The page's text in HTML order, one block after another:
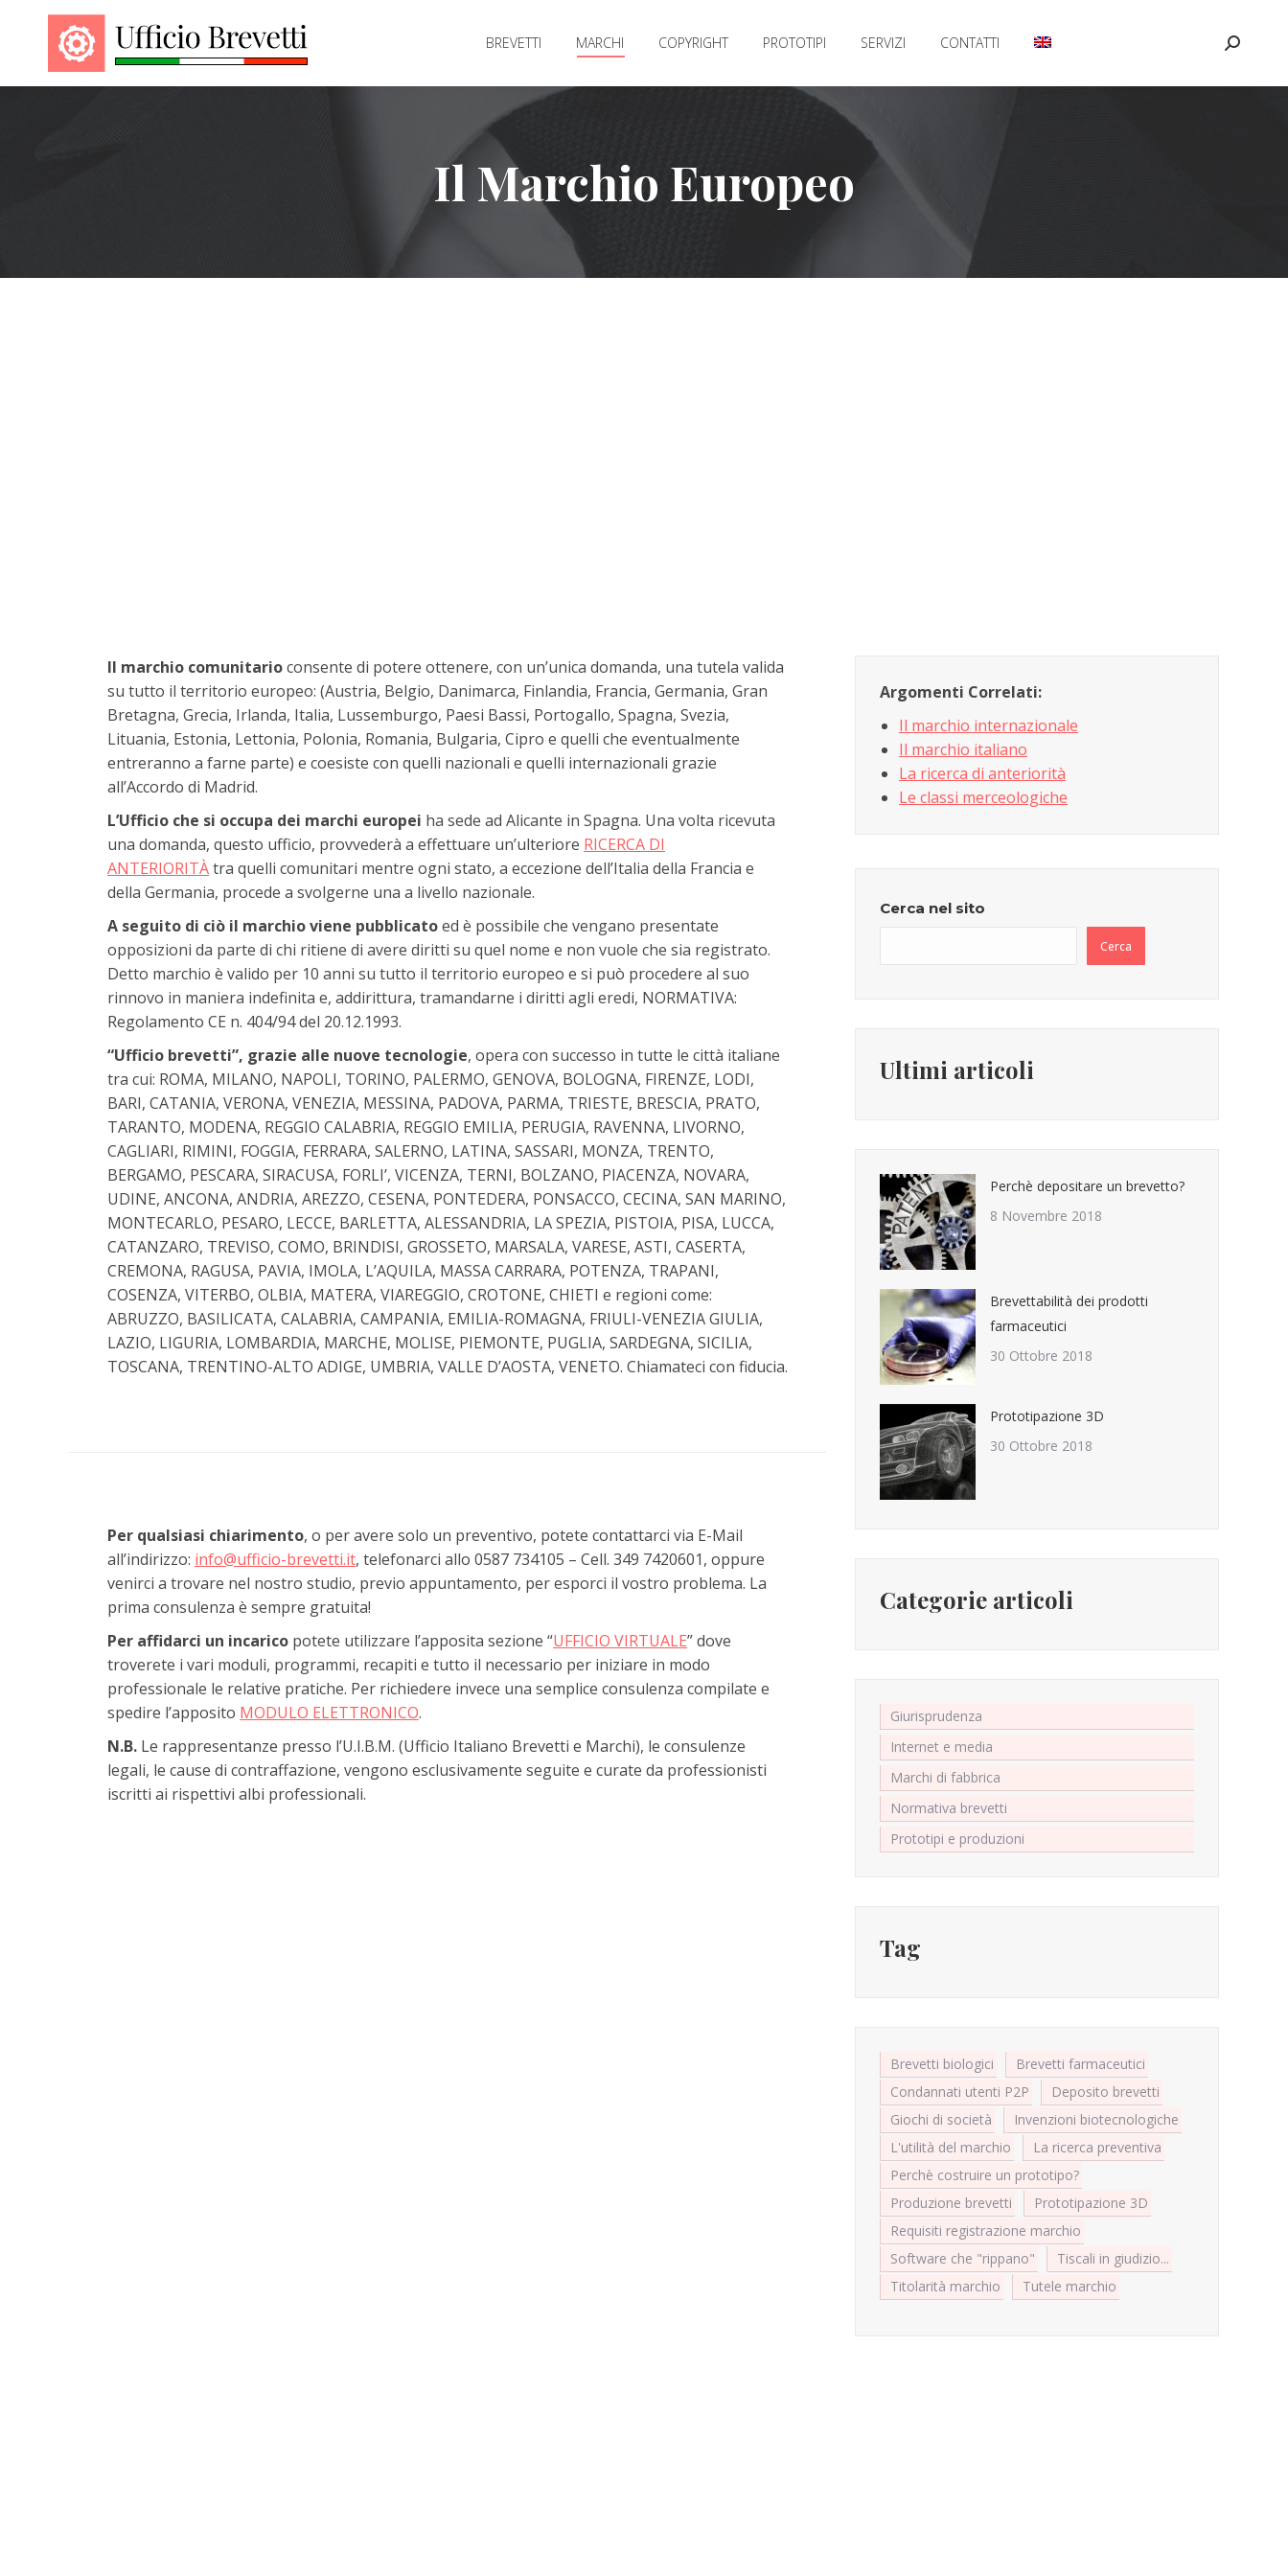
BREVETTI MARCHI COPYRIGHT PROTOTIPI SERVIZI CONTATTI Cerca:
Il Marchio Europeo
Il marchio comunitarioconsente di potere ottenere, con un’unica domanda, una tutela valida
su tutto il territorio europeo: (Austria, Belgio, Danimarca, Finlandia, Francia, Germania, Gran
Bretagna, Grecia, Irlanda, Italia, Lussemburgo, Paesi Bassi, Portogallo, Spagna, Svezia,
Lituania, Estonia, Lettonia, Polonia, Romania, Bulgaria, Cipro e quelli che eventualmente
entreranno a farne parte) e coesiste con quelli nazionali e quelli internazionali grazie
all’Accordo di Madrid.
L’Ufficio che si occupa dei marchi europei ha sede ad Alicante in Spagna. Una volta ricevuta
una domanda, questo ufficio, provvederà a effettuare un’ulteriore RICERCA DI
ANTERIORITÀtra quelli comunitari mentre ogni stato, a eccezione dell’Italia della Francia e
della Germania, procede a svolgerne una a livello nazionale.
A seguito di ciò il marchio viene pubblicatoed è possibile che vengano presentate
opposizioni da parte di chi ritiene di avere diritti su quel nome e non vuole che sia registrato.
Detto marchio è valido per 10 anni su tutto il territorio europeo e si può procedere al suo
rinnovo in maniera indefinita e, addirittura, tramandarne i diritti agli eredi, NORMATIVA:
Regolamento CE n. 404/94 del 20.12.1993.
“Ufficio brevetti”, grazie alle nuove tecnologie, opera con successo in tutte le città italiane
tra cui: ROMA, MILANO, NAPOLI, TORINO, PALERMO, GENOVA, BOLOGNA, FIRENZE, LODI,
BARI, CATANIA, VERONA, VENEZIA, MESSINA, PADOVA, PARMA, TRIESTE, BRESCIA, PRATO,
TARANTO, MODENA, REGGIO CALABRIA, REGGIO EMILIA, PERUGIA, RAVENNA, LIVORNO,
CAGLIARI, RIMINI, FOGGIA, FERRARA, SALERNO, LATINA, SASSARI, MONZA, TRENTO,
BERGAMO, PESCARA, SIRACUSA, FORLI’, VICENZA, TERNI, BOLZANO, PIACENZA, NOVARA,
UDINE, ANCONA, ANDRIA, AREZZO, CESENA, PONTEDERA, PONSACCO, CECINA, SAN MARINO,
MONTECARLO, PESARO, LECCE, BARLETTA, ALESSANDRIA, LA SPEZIA, PISTOIA, PISA, LUCCA,
CATANZARO, TREVISO, COMO, BRINDISI, GROSSETO, MARSALA, VARESE, ASTI, CASERTA,
CREMONA, RAGUSA, PAVIA, IMOLA, L’AQUILA, MASSA CARRARA, POTENZA, TRAPANI,
COSENZA, VITERBO, OLBIA, MATERA, VIAREGGIO, CROTONE, CHIETI e regioni come:
ABRUZZO, BASILICATA, CALABRIA, CAMPANIA, EMILIA-ROMAGNA, FRIULI-VENEZIA GIULIA,
LAZIO, LIGURIA, LOMBARDIA, MARCHE, MOLISE, PIEMONTE, PUGLIA, SARDEGNA, SICILIA,
TOSCANA, TRENTINO-ALTO ADIGE, UMBRIA, VALLE D’AOSTA, VENETO. Chiamateci con fiducia.
Per qualsiasi chiarimento, o per avere solo un preventivo, potete contattarci via E-Mail
all’indirizzo: info@ufficio-brevetti.it, telefonarci allo 0587 734105 – Cell. 349 7420601, oppure
venirci a trovare nel nostro studio, previo appuntamento, per esporci il vostro problema. La
prima consulenza è sempre gratuita!
Per affidarci un incarico potete utilizzare l’apposita sezione “UFFICIO VIRTUALE” dove
troverete i vari moduli, programmi, recapiti e tutto il necessario per iniziare in modo
professionale le relative pratiche. Per richiedere invece una semplice consulenza compilate e
spedire l’apposito MODULO ELETTRONICO.
N.B. Le rappresentanze presso l’U.I.B.M. (Ufficio Italiano Brevetti e Marchi), le consulenze
legali, le cause di contraffazione, vengono esclusivamente seguite e curate da professionisti
iscritti ai rispettivi albi professionali.
Argomenti Correlati:
Il marchio internazionale
Il marchio italiano
La ricerca di anteriorità
Le classi merceologiche
Cerca nel sito
Cerca
Ultimi articoli
Perchè depositare un brevetto?
8 Novembre 2018
Brevettabilità dei prodotti
farmaceutici
30 Ottobre 2018
Prototipazione 3D
30 Ottobre 2018
Categorie articoli
Giurisprudenza
Internet e media
Marchi di fabbrica
Normativa brevetti
Prototipi e produzioni
Tag
Brevetti biologici
Brevetti farmaceutici
Condannati utenti P2P
Deposito brevetti
Giochi di società
Invenzioni biotecnologiche
L'utilità del marchio
La ricerca preventiva
Perchè costruire un prototipo?
Produzione brevetti
Prototipazione 3D
Requisiti registrazione marchio
Software che "rippano"
Tiscali in giudizio...
Titolarità marchio
Tutele marchio